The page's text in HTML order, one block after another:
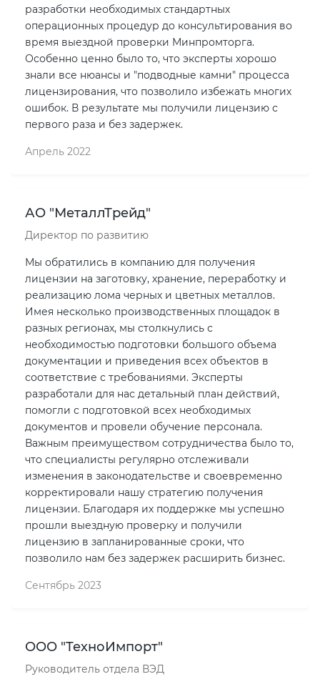
разработки необходимых стандартных
операционных процедур до консультирования во
время выездной проверки Минпромторга.
Особенно ценно было то, что эксперты хорошо
знали все нюансы и "подводные камни" процесса
лицензирования, что позволило избежать многих
ошибок. В результате мы получили лицензию с
первого раза и без задержек.
Апрель 2022
АО "МеталлТрейд"
Директор по развитию
Мы обратились в компанию для получения
лицензии на заготовку, хранение, переработку и
реализацию лома черных и цветных металлов.
Имея несколько производственных площадок в
разных регионах, мы столкнулись с
необходимостью подготовки большого объема
документации и приведения всех объектов в
соответствие с требованиями. Эксперты
разработали для нас детальный план действий,
помогли с подготовкой всех необходимых
документов и провели обучение персонала.
Важным преимуществом сотрудничества было то,
что специалисты регулярно отслеживали
изменения в законодательстве и своевременно
корректировали нашу стратегию получения
лицензии. Благодаря их поддержке мы успешно
прошли выездную проверку и получили
лицензию в запланированные сроки, что
позволило нам без задержек расширить бизнес.
Сентябрь 2023
ООО "ТехноИмпорт"
Руководитель отдела ВЭД